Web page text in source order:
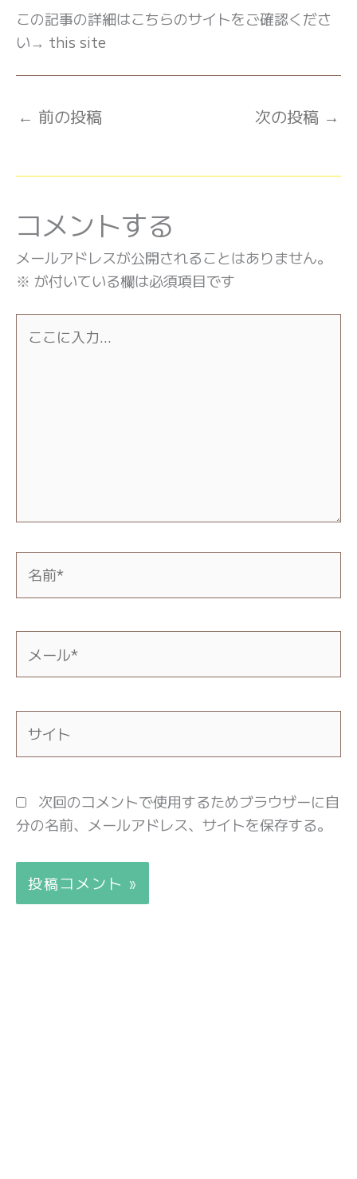
この記事の詳細はこちらのサイトをご確認くださ
い→ this site
← 前の投稿 次の投稿 →
コメントする
メールアドレスが公開されることはありません。
※ が付いている欄は必須項目です
前
ー
*
次回のコメントで使用するためブラウザーに自
分の名前、メールアドレス、サイトを保存する。